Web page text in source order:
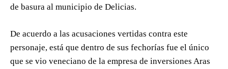
de basura al municipio de Delicias.
De acuerdo a las acusaciones vertidas contra este
personaje, está que dentro de sus fechorías fue el único
que se vio veneciano de la empresa de inversiones Aras